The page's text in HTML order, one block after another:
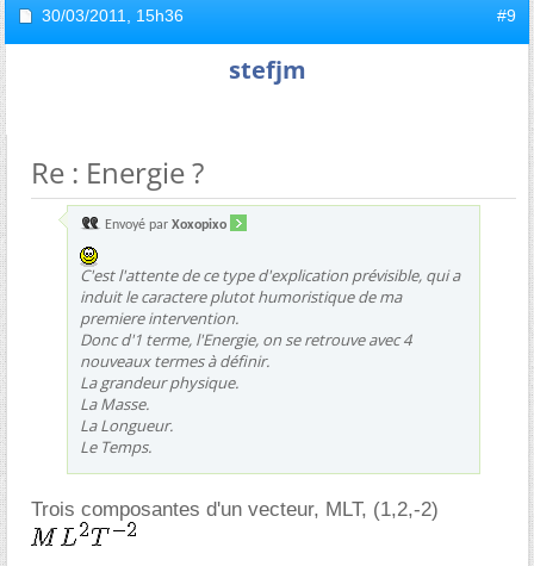
30/03/2011, 15h36 #9
stefjm
Re : Energie ?
Envoyé par Xoxopixo
C'est l'attente de ce type d'explication prévisible, qui a
induit le caractere plutot humoristique de ma
premiere intervention.
Donc d'1 terme, l'Energie, on se retrouve avec 4
nouveaux termes à définir.
La grandeur physique.
La Masse.
La Longueur.
Le Temps.
Trois composantes d'un vecteur, MLT, (1,2,-2)